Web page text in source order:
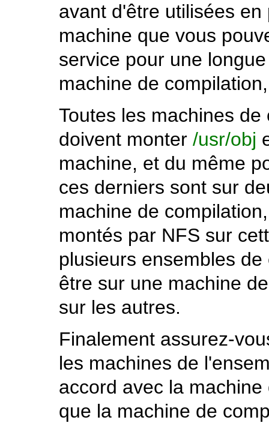
avant d'être utilisées
machine que vous
service pour une
machine de
Toutes les machines
doivent monter /usr/obj
machine, et du même
ces derniers sont sur
machine de
montés par NFS sur
plusieurs ensembles
être sur une machine
sur les autres.
Finalement assurez-
les machines de
accord avec la
que la machine de